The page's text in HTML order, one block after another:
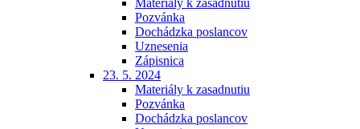
Materiály k zasadnutiu
Pozvánka
Dochádzka poslancov
Uznesenia
Zápisnica
23. 5. 2024
Materiály k zasadnutiu
Pozvánka
Dochádzka poslancov